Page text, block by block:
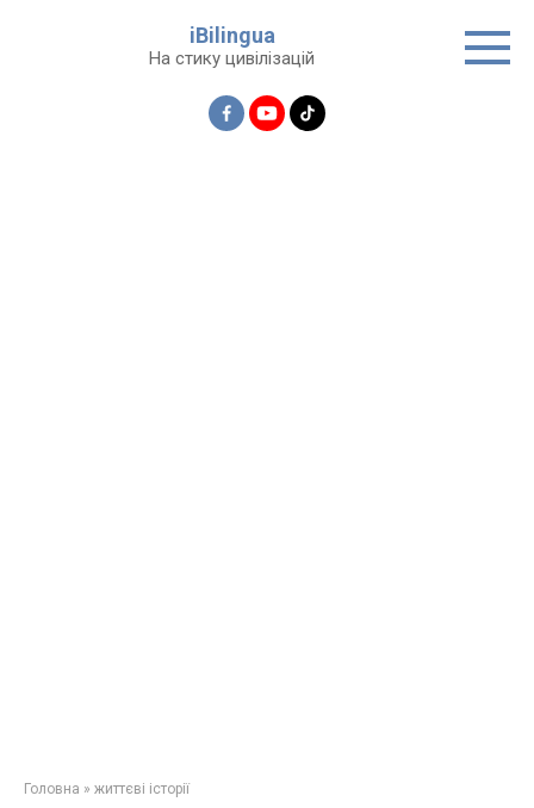
iBilingua
На стику цивілізацій
Головна » життєві історії